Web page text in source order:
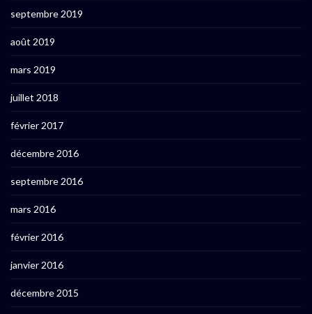
septembre 2019
août 2019
mars 2019
juillet 2018
février 2017
décembre 2016
septembre 2016
mars 2016
février 2016
janvier 2016
décembre 2015